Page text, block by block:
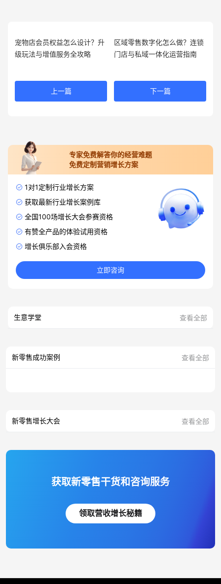
宠物店会员权益怎么设计？升
级玩法与增值服务全攻略
上一篇
区域零售数字化怎么做？连锁
门店与私域一体化运营指南
下一篇
专家免费解答你的经营难题
免费定制营销增长方案
1对1定制行业增长方案
获取最新行业增长案例库
全国100场增长大会参赛资格
有赞全产品的体验试用资格
增长俱乐部入会资格
立即咨询
生意学堂 查看全部
新零售成功案例 查看全部
新零售增长大会 查看全部
获取新零售干货和咨询服务
领取营收增长秘籍